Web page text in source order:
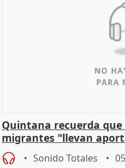
Quintana recuerda
migrantes "llevan
central
Sonido Totales